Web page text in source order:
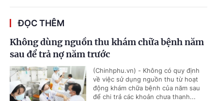
ĐỌC THÊM
Không dùng nguồn thu khám chữa bệnh năm
sau để trả nợ năm trước
(Chinhphu.vn) - Không có quy định
về việc sử dụng nguồn thu từ hoạt
động khám chữa bệnh của năm sau
để chi trả các khoản chưa thanh...